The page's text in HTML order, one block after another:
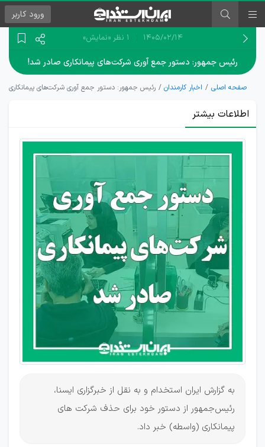
ورود کاربر
۱۴۰۵/۰۲/۱۴ 1 نظر «نمایش»
رئیس جمهور: دستور جمع آوری شرکت‌های پیمانکاری صادر شد!
صفحه اصلی اخبار کارمندان رئیس جمهور: دستور جمع آوری شرکت‌های پیمانکاری
اطلاعات بیشتر
شرکت‌های
پیمانکاری
جمع آوری
می‌شود
به گزارش ایران استخدام و به نقل از خبرگزاری ایسنا،
رئیس‌جمهور از دستور خود برای حذف شرکت های
پیمانکاری (واسطه) خبر داد.